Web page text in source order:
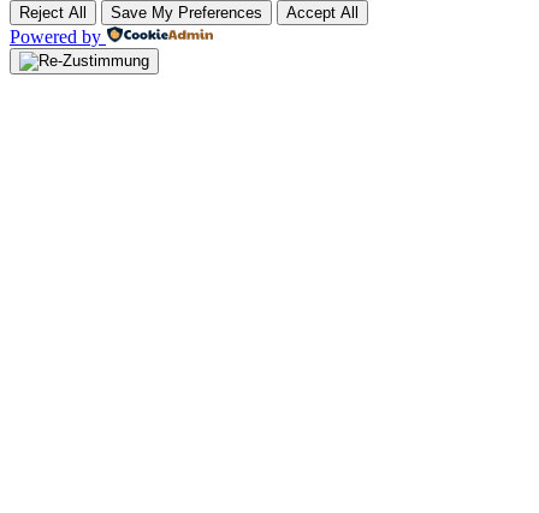
Reject All Save My Preferences Accept All
Powered by